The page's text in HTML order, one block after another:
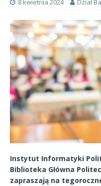
8 kwietnia 2024 Dział
Instytut Informatyki
Biblioteka Główna
zapraszają na